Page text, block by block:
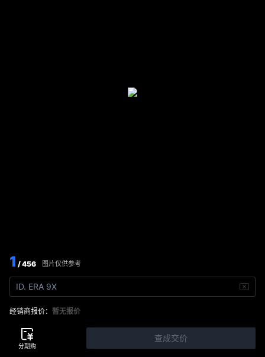
1 / 456 图片仅供参考
ID. ERA 9X
经销商报价： 暂无报价
查成交价